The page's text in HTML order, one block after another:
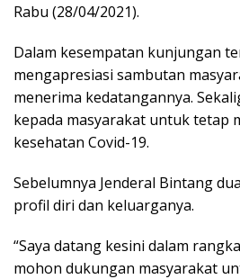
Rabu (28/04/2021).
Dalam kesempatan kunjungan
mengapresiasi sambutan
menerima kedatangannya.
kepada masyarakat untuk tetap
kesehatan Covid-19.
Sebelumnya Jenderal Bintang
profil diri dan keluarganya.
“Saya datang kesini dalam
mohon dukungan masyarakat